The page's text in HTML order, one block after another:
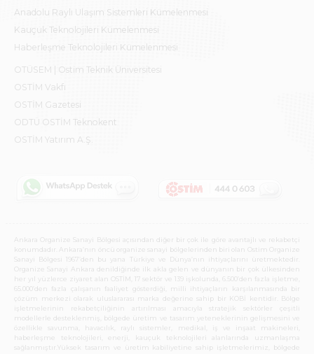
Anadolu Raylı Ulaşım Sistemleri Kümelenmesi
Kauçuk Teknolojileri Kümelenmesi
Haberleşme Teknolojileri Kümelenmesi
OTÜSEM | Ostim Teknik Üniversitesi
OSTİM Vakfı
OSTİM Gazetesi
ODTÜ OSTİM Teknokent
OSTİM Yatırım A.Ş.
Ankara Organize Sanayi Bölgesi açısından diğer bir çok ile göre avantajlı ve rekabetçi
konumdadır. Ankara’nın öncü organize sanayi bölgelerinden biri olan Ostim Organize
Sanayi Bölgesi 1967’den bu yana Türkiye ve Dünya’nın ihtiyaçlarını üretmektedir.
Organize Sanayi Ankara denildiğinde ilk akla gelen ve dünyanın bir çok ülkesinden
her yıl yüzlerce ziyaret alan OSTİM, 17 sektör ve 139 işkolunda, 6.500’den fazla işletme,
65.000’den fazla çalışanın faaliyet gösterdiği, milli ihtiyaçların karşılanmasında bir
çözüm merkezi olarak uluslararası marka değerine sahip bir KOBİ kentidir. Bölge
işletmelerinin rekabetçiliğinin artırılması amacıyla stratejik sektörler çeşitli
modellerle desteklenmiş, bölgede üretim ve tasarım yeteneklerinin gelişmesini ve
özellikle savunma, havacılık, raylı sistemler, medikal, iş ve inşaat makineleri,
haberleşme teknolojileri, enerji, kauçuk teknolojileri alanlarında uzmanlaşma
sağlanmıştır.Yüksek tasarım ve üretim kabiliyetine sahip işletmelerimiz, bölgede